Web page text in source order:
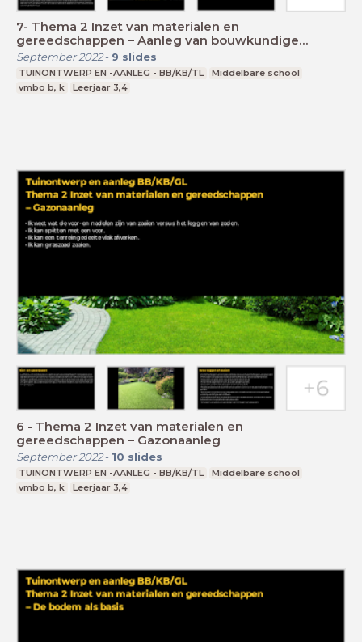
7- Thema 2 Inzet van materialen en
gereedschappen – Aanleg van bouwkundige
elementen
September 2022- 9 slides
TUINONTWERP EN -AANLEG - BB/KB/TL
Middelbare school
vmbo b, k
Leerjaar 3,4
6 - Thema 2 Inzet van materialen en
gereedschappen – Gazonaanleg
September 2022- 10 slides
TUINONTWERP EN -AANLEG - BB/KB/TL
Middelbare school
vmbo b, k
Leerjaar 3,4